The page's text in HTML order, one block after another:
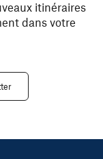
itinéraires
dans votre